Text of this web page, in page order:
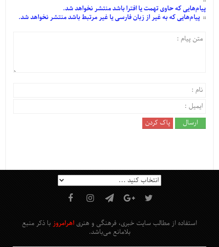
پیام‌هاییکه حاوی تهمت یا افترا باشد منتشر نخواهد شد.
پیام‌هاییکه به غیر از زبان فارسی یا غیر مرتبط باشد منتشر نخواهد شد.
استفاده از مطالب سایت خبری، فرهنگی و هنری اهرامروز با ذکر منبع
بلامانع می‌باشد.